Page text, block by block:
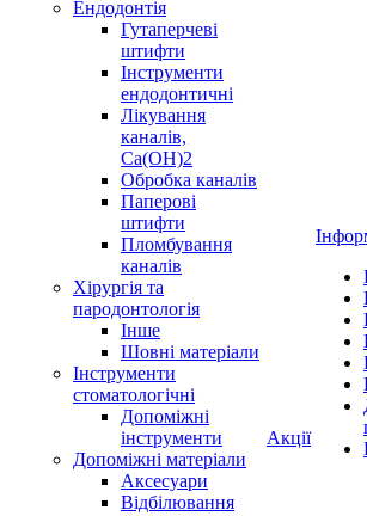
Ендодонтія
Гутаперчеві
штифти
Інструменти
ендодонтичні
Лікування
каналів,
Ca(OH)2
Обробка каналів
Паперові
штифти
Пломбування
каналів
Хірургія та
пародонтологія
Інше
Шовні матеріали
Інструменти
стоматологічні
Допоміжні
інструменти
Допоміжні матеріали
Аксесуари
Відбілювання
Акції